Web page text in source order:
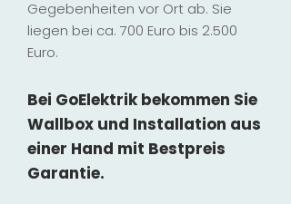
Gegebenheiten vor Ort ab. Sie
liegen bei ca. 700 Euro bis 2.500
Euro.
Bei GoElektrik bekommen Sie
Wallbox und Installation aus
einer Hand mit Bestpreis
Garantie.